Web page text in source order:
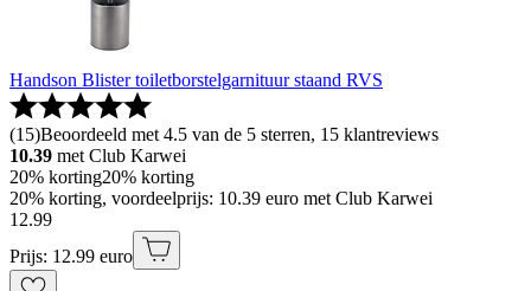
Handson Blister toiletborstelgarnituur staand RVS
(15)Beoordeeld met 4.5 van de 5 sterren, 15 klantreviews
10.39 met Club Karwei
20% korting20% korting
20% korting, voordeelprijs: 10.39 euro met Club Karwei
12.99
Prijs: 12.99 euro